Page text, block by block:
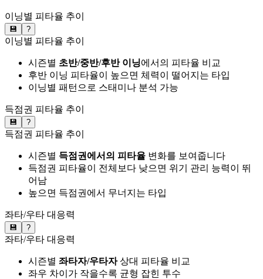
이닝별 피타율 추이
💾 ?
이닝별 피타율 추이
시즌별 초반/중반/후반 이닝에서의 피타율 비교
후반 이닝 피타율이 높으면 체력이 떨어지는 타입
이닝별 패턴으로 스태미나 분석 가능
득점권 피타율 추이
💾 ?
득점권 피타율 추이
시즌별 득점권에서의 피타율 변화를 보여줍니다
득점권 피타율이 전체보다 낮으면 위기 관리 능력이 뛰
어남
높으면 득점권에서 무너지는 타입
좌타/우타 대응력
💾 ?
좌타/우타 대응력
시즌별 좌타자/우타자상대 피타율 비교
좌우 차이가 작을수록 균형 잡힌 투수